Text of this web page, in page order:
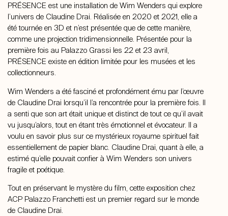
PRÉSENCE est une installation de Wim Wenders qui explore
l’univers de Claudine Drai. Réalisée en 2020 et 2021, elle a
été tournée en 3D et n’est présentée que de cette manière,
comme une projection tridimensionnelle. Présentée pour la
première fois au Palazzo Grassi les 22 et 23 avril,
PRÉSENCE existe en édition limitée pour les musées et les
collectionneurs.
Wim Wenders a été fasciné et profondément ému par l’œuvre
de Claudine Drai lorsqu’il l’a rencontrée pour la première fois. Il
a senti que son art était unique et distinct de tout ce qu’il avait
vu jusqu’alors, tout en étant très émotionnel et évocateur. Il a
voulu en savoir plus sur ce mystérieux royaume spirituel fait
essentiellement de papier blanc. Claudine Drai, quant à elle, a
estimé qu’elle pouvait confier à Wim Wenders son univers
fragile et poétique.
Tout en préservant le mystère du film, cette exposition chez
ACP Palazzo Franchetti est un premier regard sur le monde
de Claudine Drai.